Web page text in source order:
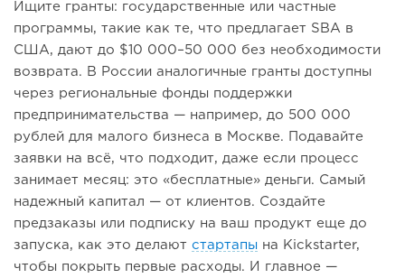
Ищите гранты: государственные или частные
программы, такие как те, что предлагает SBA в
США, дают до $10 000–50 000 без необходимости
возврата. В России аналогичные гранты доступны
через региональные фонды поддержки
предпринимательства — например, до 500 000
рублей для малого бизнеса в Москве. Подавайте
заявки на всё, что подходит, даже если процесс
занимает месяц: это «бесплатные» деньги. Самый
надежный капитал — от клиентов. Создайте
предзаказы или подписку на ваш продукт еще до
запуска, как это делают стартапы на Kickstarter,
чтобы покрыть первые расходы. И главное —